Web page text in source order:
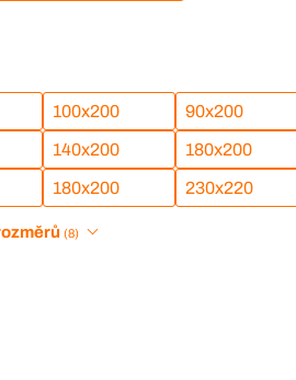
100x200 90x200
140x200 180x200
180x200 230x220
(8)